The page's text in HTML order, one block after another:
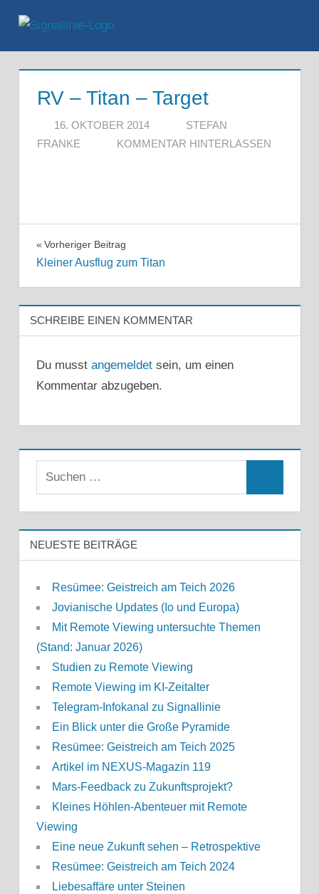
Inhalt
springen
RV – Titan – Target
16. OKTOBER 2014
STEFAN
FRANKE
KOMMENTAR HINTERLASSEN
Beitragsnavigation
Vorheriger Beitrag
Kleiner Ausflug zum Titan
SCHREIBE EINEN KOMMENTAR
Du musst angemeldetsein, um einen
Kommentar abzugeben.
NEUESTE BEITRÄGE
Resümee: Geistreich am Teich 2026
Jovianische Updates (Io und Europa)
Mit Remote Viewing untersuchte Themen
(Stand: Januar 2026)
Studien zu Remote Viewing
Remote Viewing im KI-Zeitalter
Telegram-Infokanal zu Signallinie
Ein Blick unter die Große Pyramide
Resümee: Geistreich am Teich 2025
Artikel im NEXUS-Magazin 119
Mars-Feedback zu Zukunftsprojekt?
Kleines Höhlen-Abenteuer mit Remote
Viewing
Eine neue Zukunft sehen – Retrospektive
Resümee: Geistreich am Teich 2024
Liebesaffäre unter Steinen